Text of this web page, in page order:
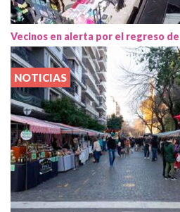
Vecinos en alerta por el regreso
NOTICIAS